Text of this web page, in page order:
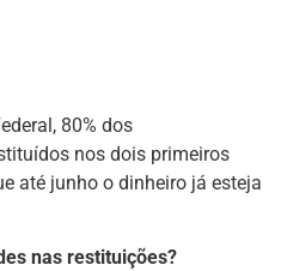
80% dos
nos dois primeiros
até junho o dinheiro já esteja
nas restituições?